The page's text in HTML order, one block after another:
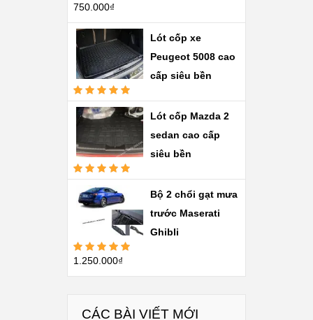
Được xếp
sao
750.000₫
Lót cốp xe
Peugeot 5008 cao
cấp siêu bền
Được xếp
hạng5.00 5
sao
Lót cốp Mazda 2
sedan cao cấp
siêu bền
Được xếp
hạng5.005
sao
Bộ 2 chổi gạt mưa
trước Maserati
Ghibli
Được xếp
1.250.000₫
CÁC BÀI VIẾT MỚI